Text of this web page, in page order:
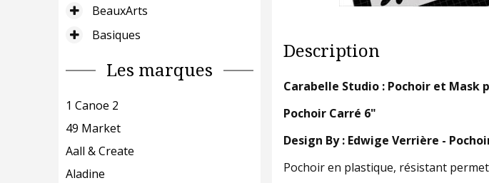
BeauxArts
Basiques
Les marques
1 Canoe 2
49 Market
Aall & Create
Aladine
Description
Carabelle Studio : Pochoir et Mask
Pochoir Carré 6"
Design By : Edwige Verrière -
Pochoir en plastique, résistant